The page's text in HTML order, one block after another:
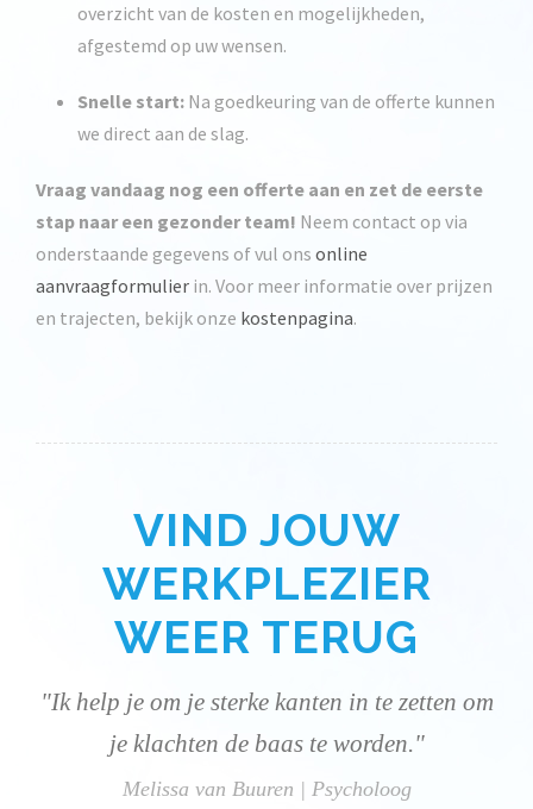
overzicht van de kosten en mogelijkheden,
afgestemd op uw wensen.
Snelle start: Na goedkeuring van de offerte kunnen
we direct aan de slag.
Vraag vandaag nog een offerte aan en zet de eerste
stap naar een gezonder team! Neem contact op via
onderstaande gegevens of vul ons online
aanvraagformulier in. Voor meer informatie over prijzen
en trajecten, bekijk onze kostenpagina.
VIND JOUW
WERKPLEZIER
WEER TERUG
"Ik help je om je sterke kanten in te zetten om
je klachten de baas te worden."
Melissa van Buuren | Psycholoog